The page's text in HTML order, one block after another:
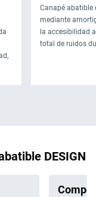
Canapé
mediante
la accesibilidad
total de ruidos
DESIGN